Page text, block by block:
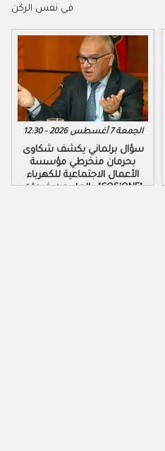
في نفس الركن
الجمعة 7 أغسطس 2026 - 12:30
سؤال برلماني يكشف شكاوى
بحرمان منخرطي مؤسسة
الأعمال الاجتماعية للكهرباء
والماء من خدمات "COS'ONE"